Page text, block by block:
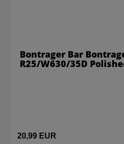
20,99 EUR
Bontrager Bar
R25/W630/35D